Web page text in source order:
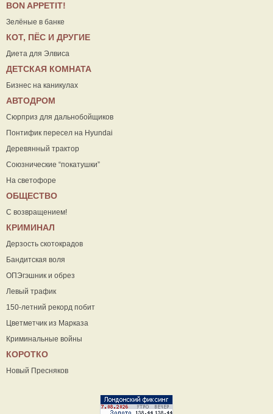
ВON APPETIT!
Зелёные в банке
КОТ, ПЁС И ДРУГИЕ
Диета для Элвиса
ДЕТСКАЯ КОМНАТА
Бизнес на каникулах
АВТОДРОМ
Сюрприз для дальнобойщиков
Понтифик пересел на Hyundai
Деревянный трактор
Союзнические “покатушки”
На светофоре
ОБЩЕСТВО
С возвращением!
КРИМИНАЛ
Дерзость скотокрадов
Бандитская воля
ОПЭгэшник и обрез
Левый трафик
150-летний рекорд побит
Цветметчик из Марказа
Криминальные войны
КОРОТКО
Новый Пресняков